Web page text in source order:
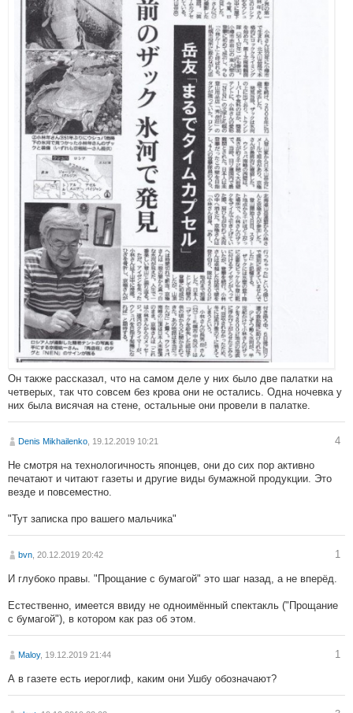
Он также рассказал, что на самом деле у них было две палатки на
четверых, так что совсем без крова они не остались. Одна ночевка у
них была висячая на стене, остальные они провели в палатке.
Denis Mikhailenko , 19.12.2019 10:21 4
Не смотря на технологичность японцев, они до сих пор активно
печатают и читают газеты и другие виды бумажной продукции. Это
везде и повсеместно.
"Тут записка про вашего мальчика"
bvn , 20.12.2019 20:42 1
И глубоко правы. "Прощание с бумагой" это шаг назад, а не вперёд.
Естественно, имеется ввиду не одноимённый спектакль ("Прощание
с бумагой"), в котором как раз об этом.
Maloy, 19.12.2019 21:44 1
А в газете есть иероглиф, каким они Ушбу обозначают?